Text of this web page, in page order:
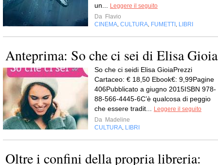
un...
Leggere il seguito
Da Flavio
CINEMA CULTURA FUMETTI LIBRI
Anteprima: So che ci sei di Elisa Gioia
So che ci seidi Elisa GioiaPrezzi
Cartaceo: € 18,50 Ebook€: 9,99Pagine
406Pubblicato a giugno 2015ISBN 978-
88-566-4445-6C’è qualcosa di peggio
che essere tradit...
Leggere il seguito
Da Madeline
CULTURA LIBRI
Oltre i confini della propria libreria: